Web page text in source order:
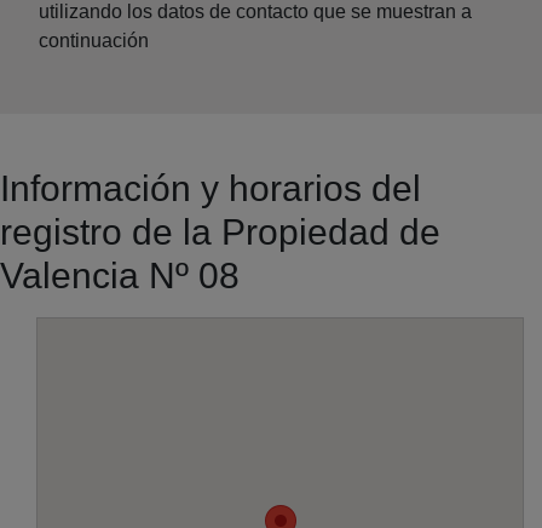
utilizando los datos de contacto que se muestran a
continuación
Información y horarios del
registro de la Propiedad de
Valencia Nº 08